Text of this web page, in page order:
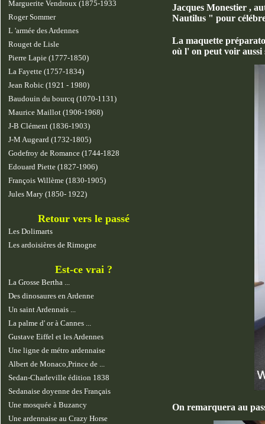
Marguerite Vendroux (1875-1933
Roger Sommer
L 'armée des Ardennes
Rouget de Lisle
Pierre Lapie (1777-1850)
La Fayette (1757-1834)
Jean Robic (1921 - 1980)
Baudouin du bourcq (1070-1131)
Maurice Maillot (1906-1968)
J-B Clément (1836-1903)
J-M Augeard (1732-1805)
Godefroy de Romance (1744-1828
Edouard Piette (1827-1906)
François Willème (1830-1905)
Jules Mary (1850- 1922)
Retour vers le passé
Les Dolimarts
Les ardoisières de Rimogne
Est-ce vrai ?
La Grosse Bertha ...
Des dinosaures en Ardenne
Un saint Ardennais ...
La palme d' or à Cannes ...
Gustave Eiffel et les Ardennes
Une ligne de métro ardennaise
Albert de Monaco,Prince de ...
Sedan-Charleville édition 1838
Sedanaise doyenne des Français
Une mosquée à Buzancy
Une ardennaise au Crazy Horse
Jacques Monestier ,
Nautilus " pour
La maquette
où l' on peut voir aussi
On remarquera au